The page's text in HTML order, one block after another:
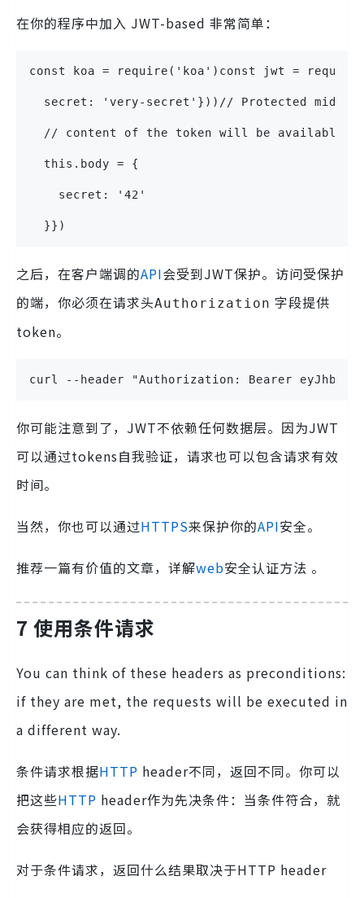
在你的程序中加入 JWT-based 非常简单：
const koa = require('koa')const jwt =
secret: 'very-secret'}))// Protected
// content of the token will be available
  this.body = {
    secret: '42'
  }})
之后，在客户端调的API会受到JWT保护。访问受保护
的端，你必须在请求头Authorization 字段提供
token。
curl --header "Authorization: Bearer
你可能注意到了，JWT不依赖任何数据层。因为JWT
可以通过tokens自我验证，请求也可以包含请求有效
时间。
当然，你也可以通过HTTPS来保护你的API安全。
推荐一篇有价值的文章， 详解web安全认证方法 。
7 使用条件请求
You can think of these headers as preconditions:
if they are met, the requests will be executed in
a different way.
条件请求根据HTTP header不同，返回不同。你可以
把这些HTTP header作为先决条件：当条件符合，就
会获得相应的返回。
对于条件请求，返回什么结果取决于HTTP header